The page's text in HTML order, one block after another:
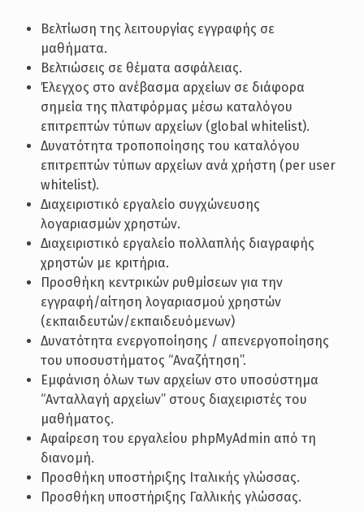
Βελτίωση της λειτουργίας εγγραφής σε
μαθήματα.
Βελτιώσεις σε θέματα ασφάλειας.
Έλεγχος στο ανέβασμα αρχείων σε διάφορα
σημεία της πλατφόρμας μέσω καταλόγου
επιτρεπτών τύπων αρχείων (global whitelist).
Δυνατότητα τροποποίησης του καταλόγου
επιτρεπτών τύπων αρχείων ανά χρήστη (per user
whitelist).
Διαχειριστικό εργαλείο συγχώνευσης
λογαριασμών χρηστών.
Διαχειριστικό εργαλείο πολλαπλής διαγραφής
χρηστών με κριτήρια.
Προσθήκη κεντρικών ρυθμίσεων για την
εγγραφή/αίτηση λογαριασμού χρηστών
(εκπαιδευτών/εκπαιδευόμενων)
Δυνατότητα ενεργοποίησης / απενεργοποίησης
του υποσυστήματος “Αναζήτηση”.
Εμφάνιση όλων των αρχείων στο υποσύστημα
“Ανταλλαγή αρχείων” στους διαχειριστές του
μαθήματος.
Αφαίρεση του εργαλείου phpMyAdmin από τη
διανομή.
Προσθήκη υποστήριξης Ιταλικής γλώσσας.
Προσθήκη υποστήριξης Γαλλικής γλώσσας.